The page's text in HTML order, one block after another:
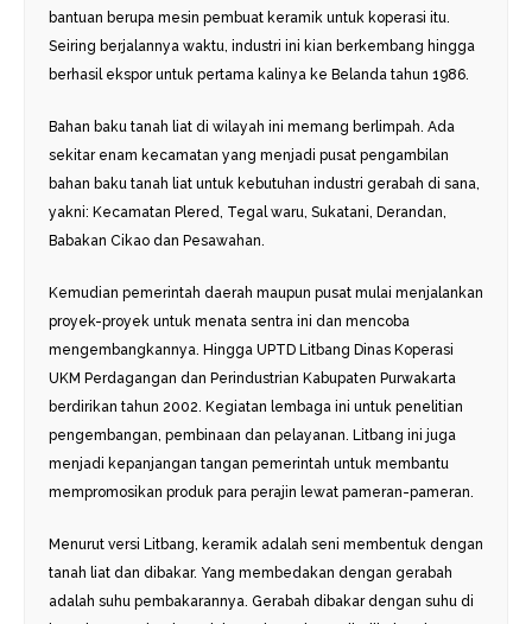
bantuan berupa mesin pembuat keramik untuk koperasi itu.
Seiring berjalannya waktu, industri ini kian berkembang hingga
berhasil ekspor untuk pertama kalinya ke Belanda tahun 1986.
Bahan baku tanah liat di wilayah ini memang berlimpah. Ada
sekitar enam kecamatan yang menjadi pusat pengambilan
bahan baku tanah liat untuk kebutuhan industri gerabah di sana,
yakni: Kecamatan Plered, Tegal waru, Sukatani, Derandan,
Babakan Cikao dan Pesawahan.
Kemudian pemerintah daerah maupun pusat mulai menjalankan
proyek-proyek untuk menata sentra ini dan mencoba
mengembangkannya. Hingga UPTD Litbang Dinas Koperasi
UKM Perdagangan dan Perindustrian Kabupaten Purwakarta
berdirikan tahun 2002. Kegiatan lembaga ini untuk penelitian
pengembangan, pembinaan dan pelayanan. Litbang ini juga
menjadi kepanjangan tangan pemerintah untuk membantu
mempromosikan produk para perajin lewat pameran-pameran.
Menurut versi Litbang, keramik adalah seni membentuk dengan
tanah liat dan dibakar. Yang membedakan dengan gerabah
adalah suhu pembakarannya. Gerabah dibakar dengan suhu di